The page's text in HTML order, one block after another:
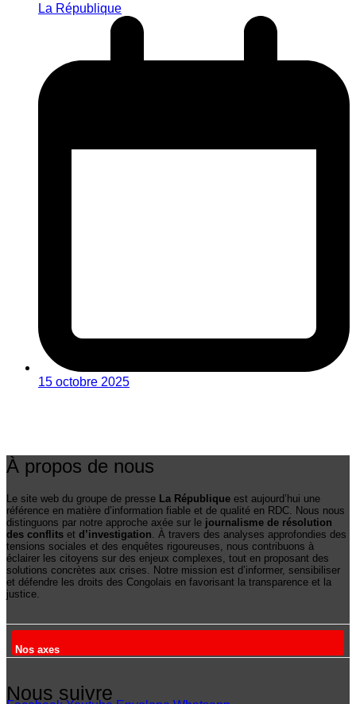
La République
15 octobre 2025
À propos de nous
Le site web du groupe de presse La République est aujourd’hui une
référence en matière d’information fiable et de qualité en RDC. Nous nous
distinguons par notre approche axée sur le journalisme de résolution
des conflits et d’investigation. À travers des analyses approfondies des
tensions sociales et des enquêtes rigoureuses, nous contribuons à
éclairer les citoyens sur des enjeux complexes, tout en proposant des
solutions concrètes aux crises. Notre mission est d’informer, sensibiliser
et défendre les droits des Congolais en favorisant la transparence et la
justice.
Nos axes
Nous suivre